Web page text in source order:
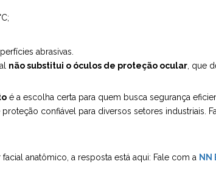
abrasivas.
não substitui o óculos de proteção ocular , que
é a escolha certa para quem busca segurança
confiável para diversos setores industriais.
anatômico, a resposta está aqui: Fale com a NN